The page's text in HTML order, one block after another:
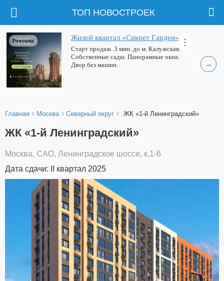
ТОП НОВОСТРОЕК
→
Жилой квартал «Сикрет Гарден»
Старт продаж. 3 мин. до м. Калужская.
Собственные сады. Панорамные окна.
Двор без машин.
Реклама
Главная › Москва › Северный округ › ЖК «1-й Ленинградский»
ЖК «1-й Ленинградский»
Москва, САО, Ленинградское шоссе, к.1-6
Дата сдачи: II квартал 2025